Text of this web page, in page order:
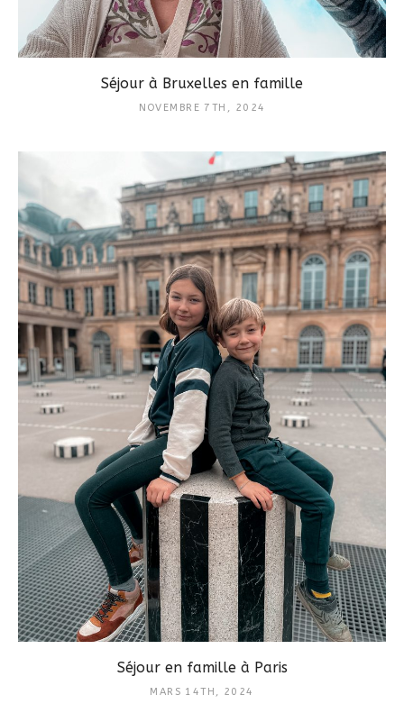
Séjour à Bruxelles en famille
NOVEMBRE 7TH, 2024
Séjour en famille à Paris
MARS 14TH, 2024